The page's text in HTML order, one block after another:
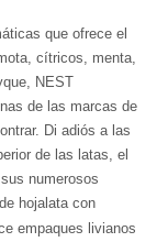
que ofrece el
cítricos, menta,
NEST
de las marcas de
Di adiós a las
de las latas, el
numerosos
hojalata con
empaques livianos